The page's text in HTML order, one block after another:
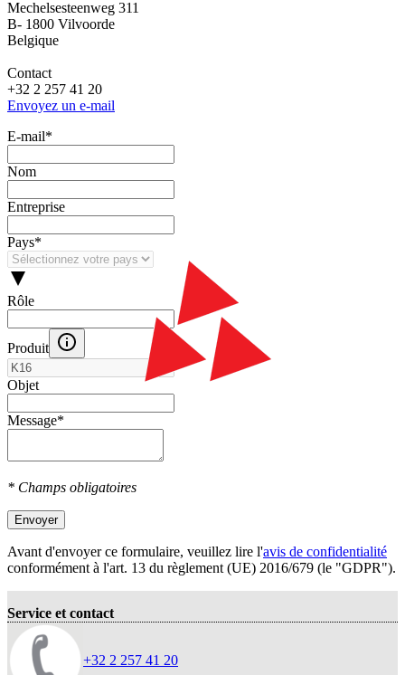
Mechelsesteenweg 311
B- 1800 Vilvoorde
Belgique
Contact
+32 2 257 41 20
Envoyez un e-mail
E‑mail*
Nom
Entreprise
Pays*
Rôle
Produit
Objet
Message*
* Champs obligatoires
Envoyer
Avant d'envoyer ce formulaire, veuillez lire l'avis de confidentialité
conformément à l'art. 13 du règlement (UE) 2016/679 (le "GDPR").
Service et contact
+32 2 257 41 20